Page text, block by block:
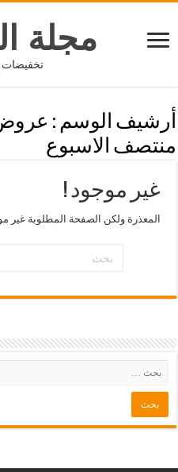
مجلة
أرشيف الوسم :
منتصف الاسبوع
غير موجود !
المعذرة ولكن الصفحة المطلوبة